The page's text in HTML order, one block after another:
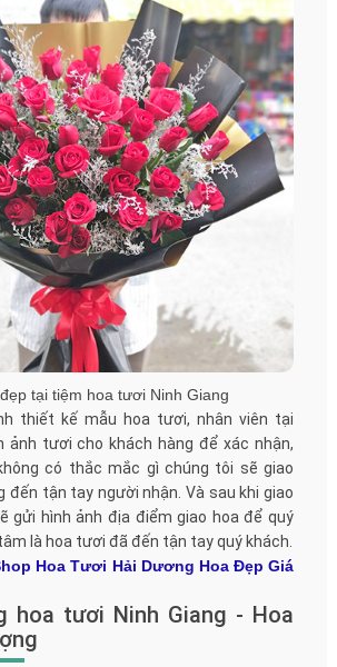
tại tiệm hoa tươi Ninh Giang
thiết kế mẫu hoa tươi, nhân viên tại
ảnh tươi cho khách hàng để xác nhận,
có thắc mắc gì chúng tôi sẽ giao
đến tận tay người nhận. Và sau khi giao
gửi hình ảnh địa điểm giao hoa để quý
là hoa tươi đã đến tận tay quý khách.
Hoa Tươi Hải Dương Hoa Đẹp Giá
hoa tươi Ninh Giang - Hoa